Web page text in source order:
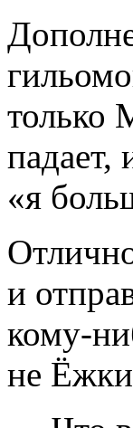
только
падает,
«я
и
кому-
не